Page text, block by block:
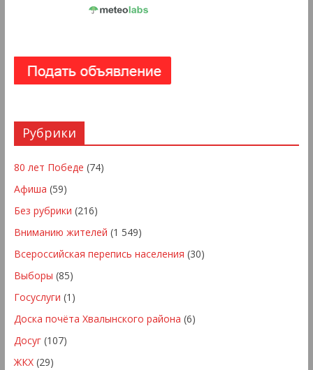
Рубрики
80 лет Победе (74)
Афиша (59)
Без рубрики (216)
Вниманию жителей (1 549)
Всероссийская перепись населения (30)
Выборы (85)
Госуслуги (1)
Доска почёта Хвалынского района (6)
Досуг(107)
ЖКХ(29)